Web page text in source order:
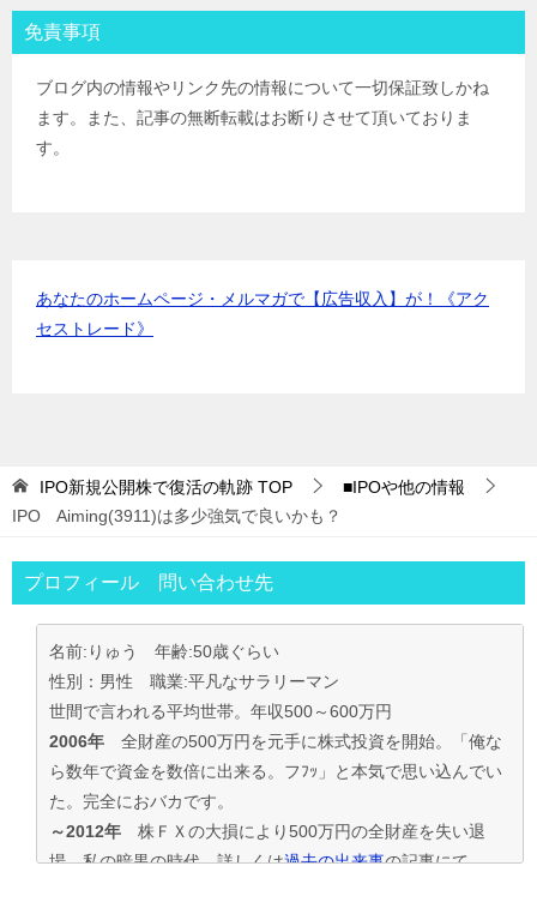
岡三証券IPOﾙｰﾙ
ＧＭＯクリック証券
アイザワ証券IPOﾙｰﾙ
むさし証券
IPOﾙｰﾙ
マネックス証券
免責事項
ブログ内の情報やリンク先の情報について一切保証致しかね
ます。また、記事の無断転載はお断りさせて頂いておりま
す。
あなたのホームページ・メルマガで【広告収入】が！《アク
セストレード》
IPO新規公開株で復活の軌跡 TOP
■IPOや他の情報
IPO Aiming(3911)は多少強気で良いかも？
プロフィール 問い合わせ先
名前:りゅう 年齢:50歳ぐらい
性別：男性 職業:平凡なサラリーマン
世間で言われる平均世帯。年収500～600万円
2006年 全財産の500万円を元手に株式投資を開始。「俺な
ら数年で資金を数倍に出来る。フﾌｯ」と本気で思い込んでい
た。完全におバカです。
～2012年 株ＦＸの大損により500万円の全財産を失い退
場。私の暗黒の時代。詳しくは過去の出来事の記事にて